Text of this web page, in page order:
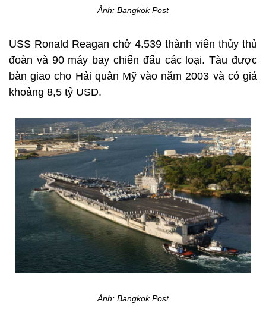
Ảnh: Bangkok Post
USS Ronald Reagan chở 4.539 thành viên thủy thủ
đoàn và 90 máy bay chiến đấu các loại. Tàu được
bàn giao cho Hải quân Mỹ vào năm 2003 và có giá
khoảng 8,5 tỷ USD.
Ảnh: Bangkok Post